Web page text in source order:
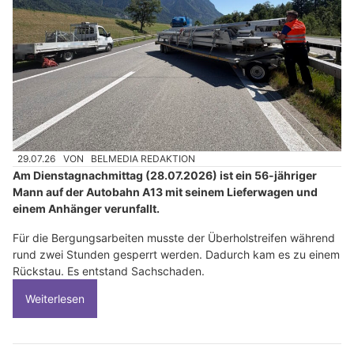
29.07.26 VON BELMEDIA REDAKTION
Am Dienstagnachmittag (28.07.2026) ist ein 56-jähriger
Mann auf der Autobahn A13 mit seinem Lieferwagen und
einem Anhänger verunfallt.
Für die Bergungsarbeiten musste der Überholstreifen während
rund zwei Stunden gesperrt werden. Dadurch kam es zu einem
Rückstau. Es entstand Sachschaden.
Weiterlesen